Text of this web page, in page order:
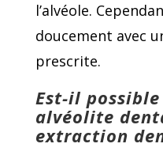
l’alvéole.
doucement avec
prescrite.
Est-il
alvéolite
extraction